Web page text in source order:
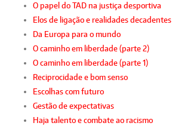
O papel do TAD na justiça desportiva
Elos de ligação e realidades decadentes
Da Europa para o mundo
O caminho em liberdade (parte 2)
O caminho em liberdade (parte 1)
Reciprocidade e bom senso
Escolhas com futuro
Gestão de expectativas
Haja talento e combate ao racismo